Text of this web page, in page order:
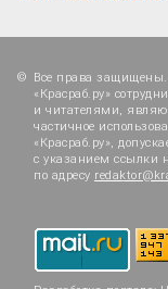
Все права
«Красраб.ру»
и читателями,
частичное
«Красраб.ру»,
с указанием ссылки
по адресу